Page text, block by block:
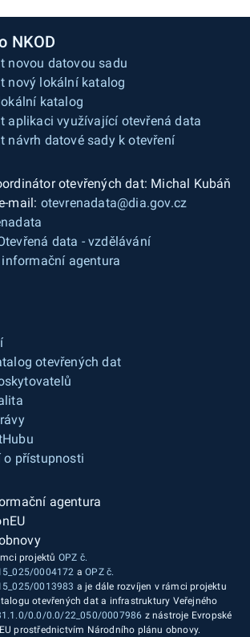
NKOD
novou datovou sadu
nový lokální katalog
katalog
aplikaci využívající otevřená data
návrh datové sady k otevření
otevřených dat: Michal Kubáň
mail: otevrenadata@dia.gov.cz
data - vzdělávání
agentura
otevřených dat
o přístupnosti
projektů OPZ č.
0004172 aOPZ č.
0013983 a je dále rozvíjen v rámci projektu
otevřených dat a infrastruktury Veřejného
0.0/0.0/22_050/0007986 z nástroje Evropské
prostřednictvím Národního plánu obnovy.